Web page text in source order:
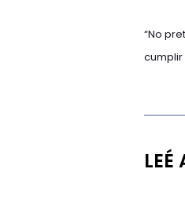
“No
cumplir
LEÉ